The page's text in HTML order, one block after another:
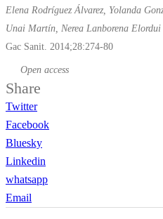
Elena Rodríguez Álvarez, Yolanda
Unai Martín, Nerea Lanborena Elordui
Gac Sanit. 2014;28:274-80
Open access
Share
Twitter
Facebook
Bluesky
Linkedin
whatsapp
Email